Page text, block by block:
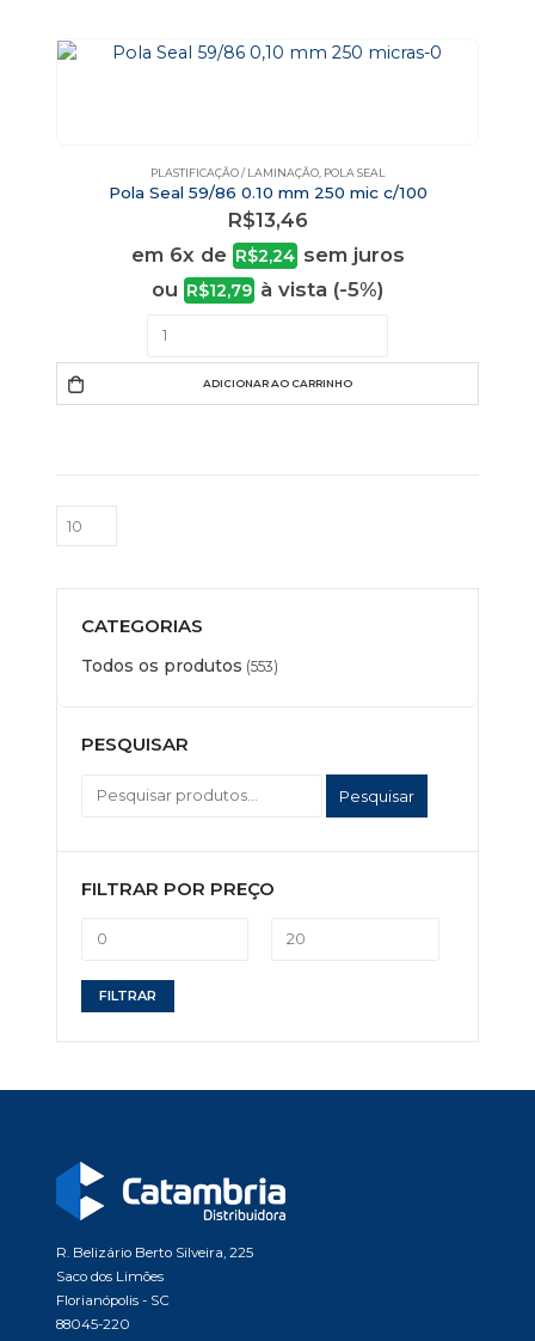
PLASTIFICAÇÃO / LAMINAÇÃO, POLA SEAL
Pola Seal 59/86 0.10 mm 250 mic c/100
R$13,46
em 6x de R$2,24 sem juros
ou R$12,79 à vista (-5%)
ADICIONAR AO CARRINHO
CATEGORIAS
Todos os produtos (553)
PESQUISAR
Pesquisar
FILTRAR POR PREÇO
mínimo
máximo
FILTRAR
R. Belizário Berto Silveira, 225
Saco dos Limões
Florianópolis - SC
88045-220